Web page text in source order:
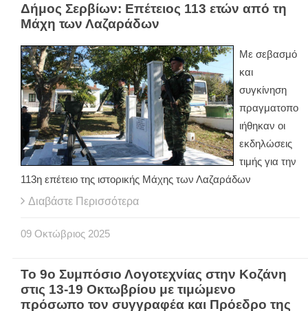
Δήμος Σερβίων: Επέτειος 113 ετών από τη
Μάχη των Λαζαράδων
Με σεβασμό
και
συγκίνηση
πραγματοπο
ιήθηκαν οι
εκδηλώσεις
τιμής για την
113η επέτειο της ιστορικής Μάχης των Λαζαράδων
Διαβάστε Περισσότερα
09 Οκτώβριος 2025
Το 9ο Συμπόσιο Λογοτεχνίας στην Κοζάνη
στις 13-19 Οκτωβρίου με τιμώμενο
πρόσωπο τον συγγραφέα και Πρόεδρο της